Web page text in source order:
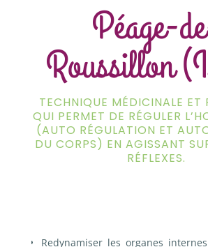
Péage-
Roussillon
TECHNIQUE MÉDICINALE ET
QUI PERMET DE RÉGULER
(AUTO RÉGULATION ET
DU CORPS) EN AGISSANT
RÉFLEXES.
Redynamiser les organes